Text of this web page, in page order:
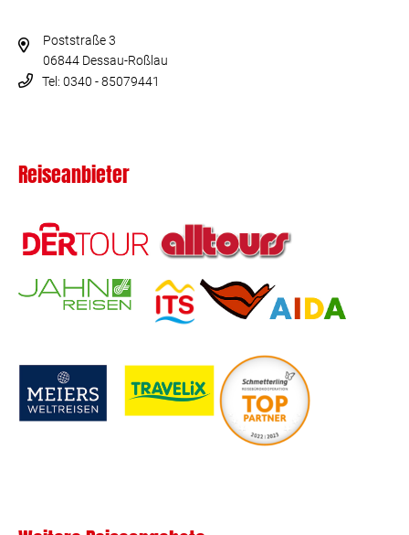
Poststraße 3
06844 Dessau-Roßlau
Tel: 0340 - 85079441
Reiseanbieter